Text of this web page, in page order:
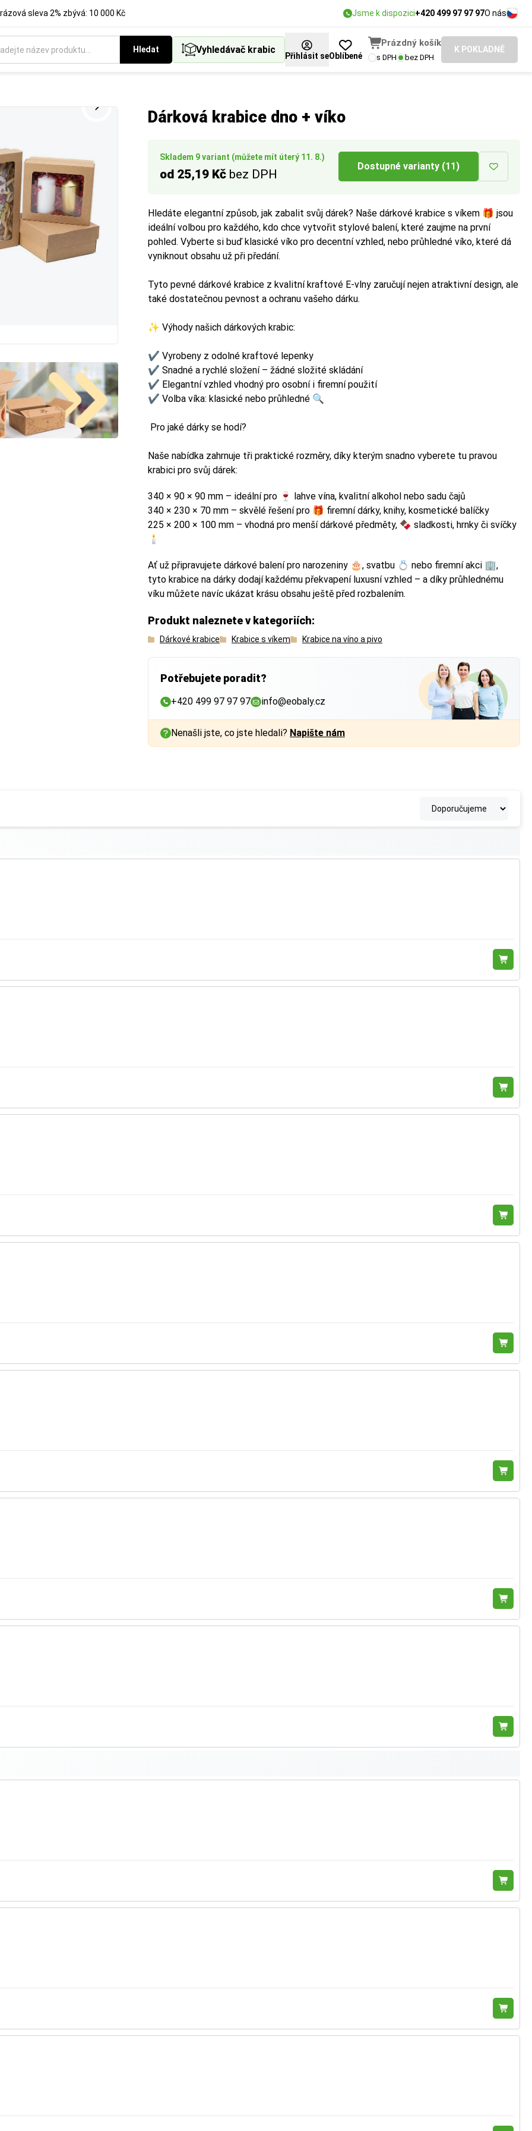
sleva 2% zbývá: 10 000 Kč Jsme k dispozici+420 499 97 97 97O nás
Hledat Vyhledávač krabic
Přihlásit seOblíbené
Prázdný košík
s DPH bez DPH
K POKLADNĚ
Dárková krabice dno + víko
Skladem 9 variant (můžete mít úterý 11. 8.)
od 25,19 Kč bez DPH
Dostupné varianty (11)
Hledáte elegantní způsob, jak zabalit svůj dárek? Naše dárkové krabice s víkem 🎁 jsou
ideální volbou pro každého, kdo chce vytvořit stylové balení, které zaujme na první
pohled. Vyberte si buď klasické víko pro decentní vzhled, nebo průhledné víko, které dá
vyniknout obsahu už při předání.
Tyto pevné dárkové krabice z kvalitní kraftové E-vlny zaručují nejen atraktivní design, ale
také dostatečnou pevnost a ochranu vašeho dárku.
✨ Výhody našich dárkových krabic:
✔ Vyrobeny z odolné kraftové lepenky
✔ Snadné a rychlé složení – žádné složité skládání
✔ Elegantní vzhled vhodný pro osobní i firemní použití
✔ Volba víka: klasické nebo průhledné 🔍
Pro jaké dárky se hodí?
Naše nabídka zahrnuje tři praktické rozměry, díky kterým snadno vyberete tu pravou
krabici pro svůj dárek:
340 × 90 × 90 mm – ideální pro 🍷 lahve vína, kvalitní alkohol nebo sadu čajů
340 × 230 × 70 mm – skvělé řešení pro 🎁 firemní dárky, knihy, kosmetické balíčky
225 × 200 × 100 mm – vhodná pro menší dárkové předměty, 🍫 sladkosti, hrnky či svíčky
🕯
Ať už připravujete dárkové balení pro narozeniny 🎂, svatbu 💍 nebo firemní akci 🏢,
tyto krabice na dárky dodají každému překvapení luxusní vzhled – a díky průhlednému
víku můžete navíc ukázat krásu obsahu ještě před rozbalením.
Produkt naleznete v kategoriích:
Dárkové krabice Krabice s víkem Krabice na víno a pivo
Potřebujete poradit?
+420 499 97 97 97 info@eobaly.cz
Nenašli jste, co jste hledali? Napište nám
rozdíl mezi vnějším a vnitřním měřením.
(důležitý pro dopravu)
. Vyberte vždy o něco větší rozměr, než má váš produkt —
na každé straně.
rozdíl mezi vnějším a vnitřním měřením.
(důležitý pro dopravu)
. Vyberte vždy o něco větší rozměr, než má váš produkt —
na každé straně.
tím vyšší pevnost a nosnost krabice:
stěhování, vyšší ochrana.
využití a extrémní zatížení.
provedení obalů a balicích materiálů podle vašich preferencí.